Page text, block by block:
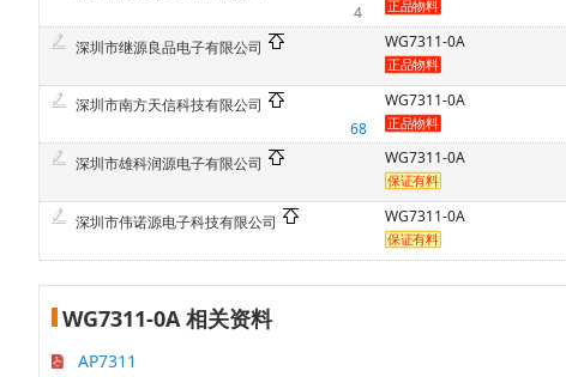
4
深圳市继源良品电子有限公司 WG7311-0A
深圳市南方天信科技有限公司
68
WG7311-0A
深圳市雄科润源电子有限公司 WG7311-0A
深圳市伟诺源电子科技有限公司 WG7311-0A
WG7311-0A 相关资料
AP7311